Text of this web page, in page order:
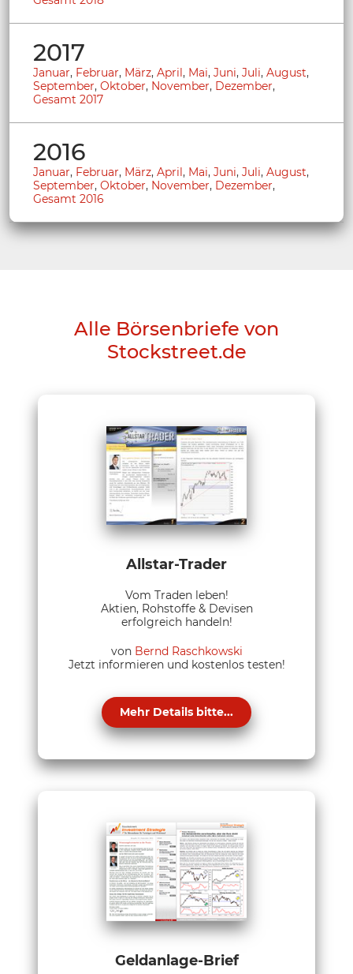
2017
Januar, Februar, März, April, Mai, Juni, Juli, August,
September, Oktober, November, Dezember,
Gesamt 2017
2016
Januar, Februar, März, April, Mai, Juni, Juli, August,
September, Oktober, November, Dezember,
Gesamt 2016
Alle Börsenbriefe von
Stockstreet.de
Allstar-Trader
Vom Traden leben!
Aktien, Rohstoffe & Devisen
erfolgreich handeln!
von Bernd Raschkowski
Jetzt informieren und kostenlos testen!
Mehr Details bitte...
Geldanlage-Brief